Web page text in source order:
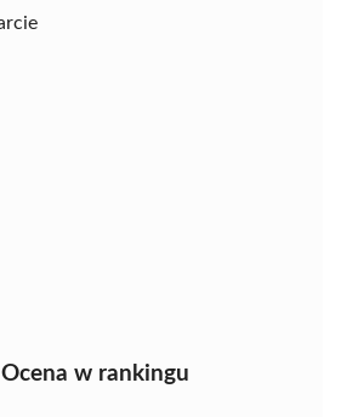
Ocena w rankingu